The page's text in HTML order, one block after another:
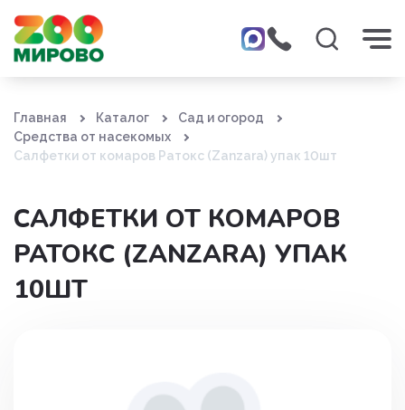
Главная Каталог
Сад и огород
Средства от насекомых
Салфетки от комаров Ратокс (Zanzara) упак 10шт
САЛФЕТКИ ОТ КОМАРОВ
РАТОКС (ZANZARA) УПАК
10ШТ